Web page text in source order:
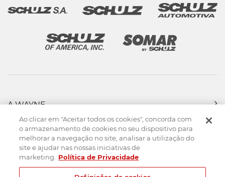
A WAYNE
PRODUTOS
FORÇA DE VENDAS
ASSISTÊNCIA TÉCNICA
DOWNLOADS
CONTATO
Ao clicar em "Aceitar todos os cookies", concorda com
o armazenamento de cookies no seu dispositivo para
melhorar a navegação no site, analisar a utilização do
site e ajudar nas nossas iniciativas de
marketing.
Política de Privacidade